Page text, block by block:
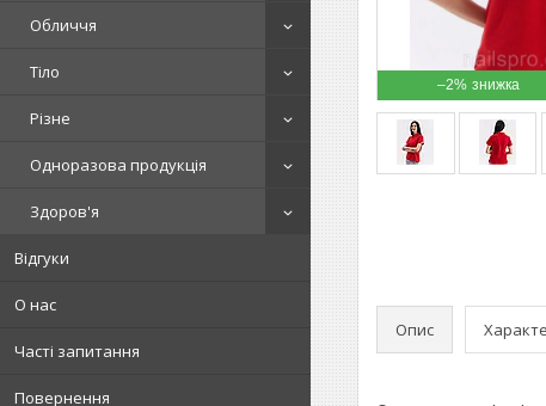
Обличчя
Тіло
Різне
Одноразова продукція
Здоров'я
Відгуки
О нас
Часті запитання
Повернення
–2%
Опис